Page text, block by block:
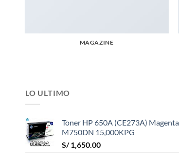
MAGAZINE
LO ULTIMO
Toner HP 650A (CE273A)
M750DN 15,000KPG
S/1,650.00